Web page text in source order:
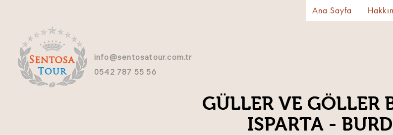
Ana Sayfa
info@sentosatour.com.tr
0542 787 55 56
GÜLLER VE GÖLLER
ISPARTA -